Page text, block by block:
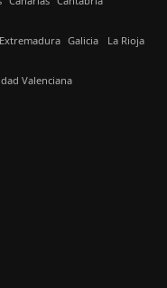
Extremadura Galicia La Rioja
Valenciana